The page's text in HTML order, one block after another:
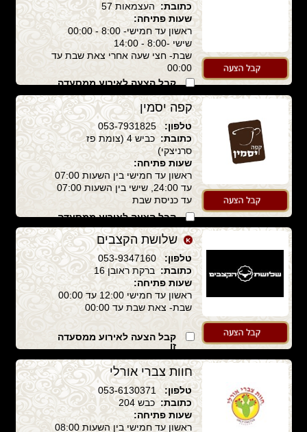
כתובת: העצמאות 57
שעות פתיחה:
ראשון עד חמישי- 8:00 - 00:00
שישי -8:00 - 14:00
שבת- חצי שעה אחרי צאת שבת עד
00:00
קבל הצעה לאירוע ממסעדה
קפה יסמין
טלפון:053-7931825
כתובת:
כביש 4 (צומת פז
סרניצקי)
שעות פתיחה:
ראשון עד חמישי בין השעות 07:00
עד 24:00, שישי בין השעות 07:00
עד כניסת שבת
קבל הצעה לאירוע ממסעדה
זו
שלושת הקצבים
טלפון:053-9347160
כתובת: ברקת ראובן 16
שעות פתיחה:
ראשון עד חמישי 12:00 עד 00:00
שבת- צאת שבת עד 00:00
קבל הצעה לאירוע ממסעדה
זו
חוות צברי אורלי
טלפון:053-6130371
כתובת: כבש 204
שעות פתיחה:
ראשון עד חמישי בין השעות 08:00